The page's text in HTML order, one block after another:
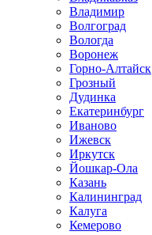
Владимир
Волгоград
Вологда
Воронеж
Горно-Алтайск
Грозный
Дудинка
Екатеринбург
Иваново
Ижевск
Иркутск
Йошкар-Ола
Казань
Калининград
Калуга
Кемерово